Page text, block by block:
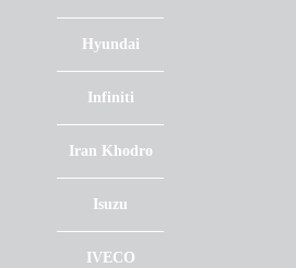
Hyundai
Infiniti
Iran Khodro
Isuzu
IVECO